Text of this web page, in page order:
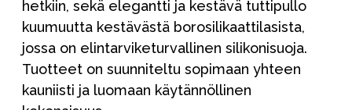
hetkiin, sekä elegantti ja kestävä tuttipullo
kuumuutta kestävästä borosilikaattilasista,
jossa on elintarviketurvallinen silikonisuoja.
Tuotteet on suunniteltu sopimaan yhteen
kauniisti ja luomaan käytännöllinen